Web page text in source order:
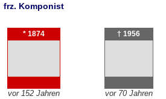
frz. Komponist
* 1874
vor 152 Jahren
† 1956
vor 70 Jahren